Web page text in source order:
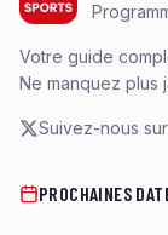
Votre guide
Ne manquez plus
Suivez-nous
PROCHAINES